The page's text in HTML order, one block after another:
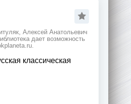
Алексей Анатольевич
дает возможность
классическая